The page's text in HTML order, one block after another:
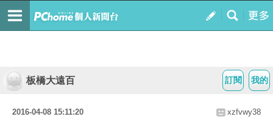
我的
訂閱
板橋大遠百
2016-04-08 15:11:20 xzfvwy38